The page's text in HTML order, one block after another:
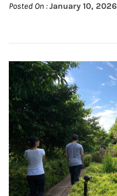
Posted On :January 10, 2026